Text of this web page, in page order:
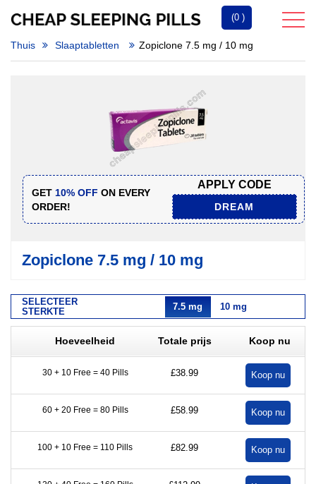
(0 )
Thuis Slaaptabletten Zopiclone 7.5 mg / 10 mg
GET 10% OFF ON EVERY
ORDER!
APPLY CODE
DREAM
Zopiclone 7.5 mg / 10 mg
SELECTEER
STERKTE
7.5 mg 10 mg
Hoeveelheid Totale prijs Koop nu
30 + 10 Free = 40 Pills £38.99
60 + 20 Free = 80 Pills £58.99
100 + 10 Free = 110 Pills £82.99